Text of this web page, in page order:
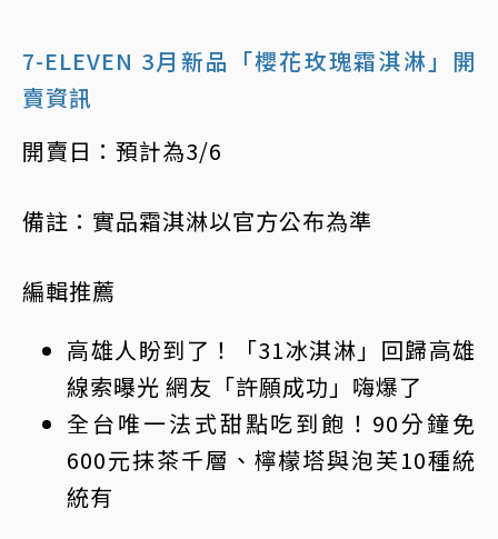
7-ELEVEN 3月新品「櫻花玫瑰霜淇淋」開
賣資訊
開賣日：預計為3/6
備註：實品霜淇淋以官方公布為準
編輯推薦
高雄人盼到了！「31冰淇淋」回歸高雄
線索曝光 網友「許願成功」嗨爆了
全台唯一法式甜點吃到飽！90分鐘免
600元抹茶千層、檸檬塔與泡芙10種統
統有